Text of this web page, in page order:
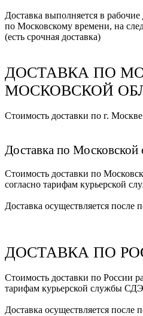
Доставка выполняется в
по Московскому времени, на
(есть срочная доставка)
ДОСТАВКА ПО
МОСКОВСКОЙ
Стоимость доставки по г.
Доставка по Московской
Стоимость доставки по
согласно тарифам курьерской
Доставка осуществляется после
ДОСТАВКА ПО
Стоимость доставки по России
тарифам курьерской службы
Доставка осуществляется после